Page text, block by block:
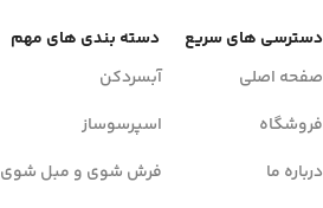
دسترسی های سریع دسته بندی های مهم
صفحه اصلی
فروشگاه
درباره ما
آبسردکن
اسپرسوساز
فرش شوی و مبل شوی